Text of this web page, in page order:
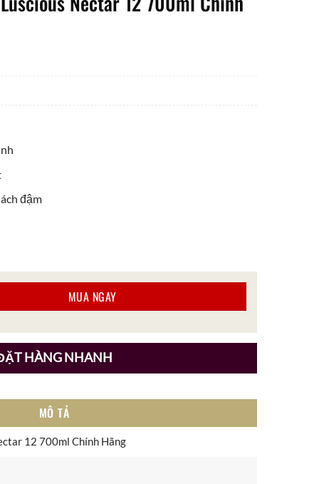
đậm
12 700ml Chính Hãng số lượng
MUA NGAY
HÀNG NHANH
MÔ TẢ
12 700ml Chính Hãng